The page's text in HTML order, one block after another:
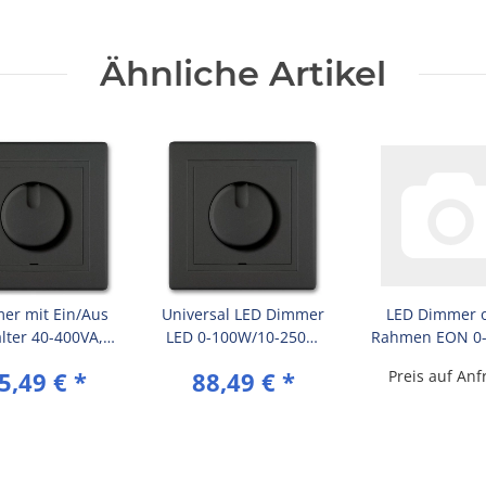
Ähnliche Artikel
mit Ein/Aus
40-400VA,
(komplett)
€ *
Universal LED Dimmer
LED 0-100W/10-250W
inkl.Rahmen (komplett)
88,49 € *
LED Dimmer
Rahmen EON 0-
Preis auf